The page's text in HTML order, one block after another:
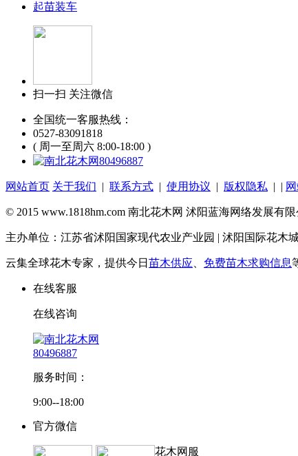
起苗装车
扫一扫 关注微信
全国统一客服热线：
0527-83091818
( 周一至周六 8:00-18:00 )
80496887
网站首页 关于我们 | 联系方式 | 使用协议 | 版权隐私 | |
© 2015 www.1818hm.com 南北花木网 沭阳蓝海网络发展有
主办单位：江苏省沭阳国家现代农业产业园 | 沭阳国际花木
云集全球花木专家，提供今日 苗木供应 免费苗木求购信息
在线客服
在线咨询
80496887
服务时间：
9:00--18:00
官方微信
花木网服